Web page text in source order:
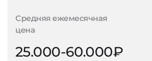
Средняя ежемесячная
цена
25.000-60.000₽